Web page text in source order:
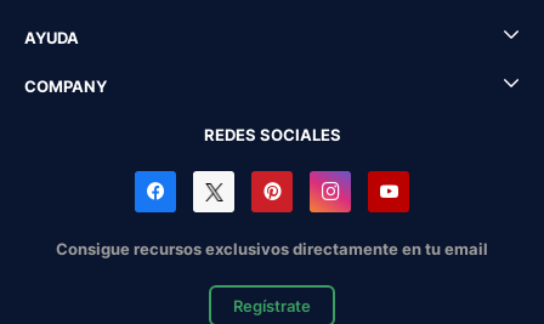
AYUDA
COMPANY
REDES SOCIALES
Consigue recursos exclusivos directamente en tu email
Regístrate